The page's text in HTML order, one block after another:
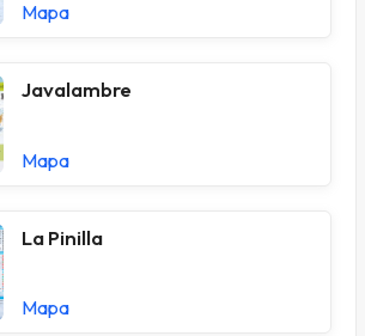
Mapa
Javalambre
Mapa
La Pinilla
Mapa